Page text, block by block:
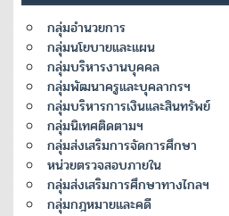
กลุ่มอำนวยการ
กลุ่มนโยบายและแผน
กลุ่มบริหารงานบุคคล
กลุ่มพัฒนาครูและบุคลากรฯ
กลุ่มบริหารการเงินและสินทรัพย์
กลุ่มนิเทศติดตามฯ
กลุ่มส่งเสริมการจัดการศึกษา
หน่วยตรวจสอบภายใน
กลุ่มส่งเสริมการศึกษาทางไกลฯ
กลุ่มกฎหมายและคดี